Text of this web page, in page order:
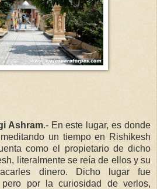
Ashram.- En este lugar, es donde
un tiempo en Rishikesh
como el propietario de dicho
literalmente se reía de ellos y su
dinero. Dicho lugar fue
por la curiosidad de verlos,